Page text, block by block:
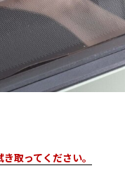
取ってください。